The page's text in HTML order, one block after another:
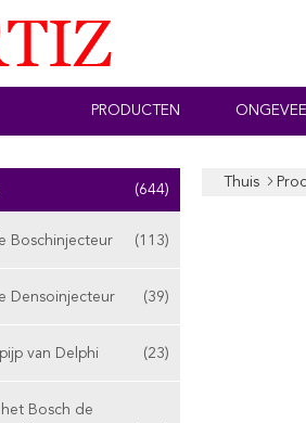
PRODUCTEN
(644)
Boschinjecteur (113)
Densoinjecteur (39)
van Delphi (23)
Bosch de
Thuis